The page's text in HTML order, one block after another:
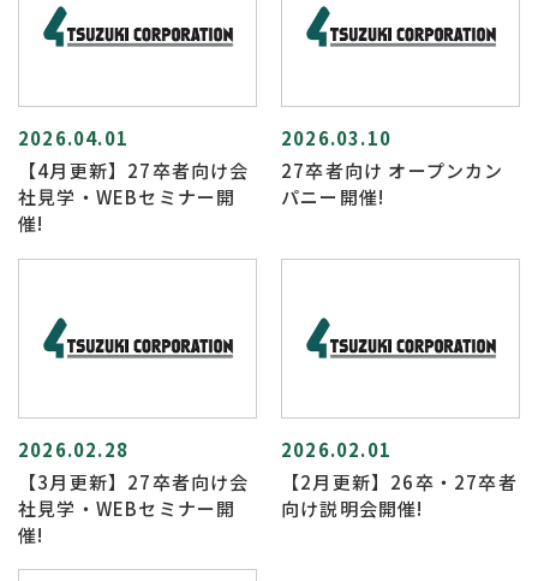
2026.04.01
【4月更新】27卒者向け会
社見学・WEBセミナー開
催!
2026.03.10
27卒者向け オープンカン
パニー開催!
2026.02.28
【3月更新】27卒者向け会
社見学・WEBセミナー開
催!
2026.02.01
【2月更新】26卒・27卒者
向け説明会開催!